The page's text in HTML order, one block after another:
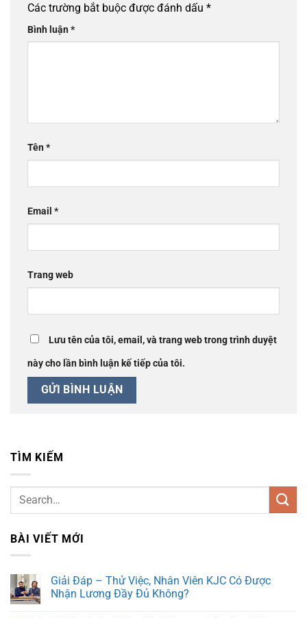
Các trường bắt buộc được đánh dấu *
Bình luận*
Tên*
Email *
Trang web
Lưu tên của tôi, email, và trang web trong trình duyệt
này cho lần bình luận kế tiếp của tôi.
TÌM KIẾM
BÀI VIẾT MỚI
Giải Đáp – Thử Việc, Nhân Viên KJC Có Được
Nhận Lương Đầy Đủ Không?